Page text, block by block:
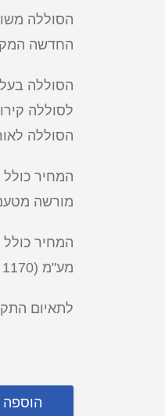
החדשה
הסוללה
לסוללה
הסוללה
המחיר
מורשה
מע"מ (1170 ש"ח כולל מע"מ)
לתאיום התקנה